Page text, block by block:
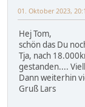
01. Oktober 2023,
Hej Tom,
schön das Du
Tja, nach
gestanden....
Dann weiterhin
Gruß Lars